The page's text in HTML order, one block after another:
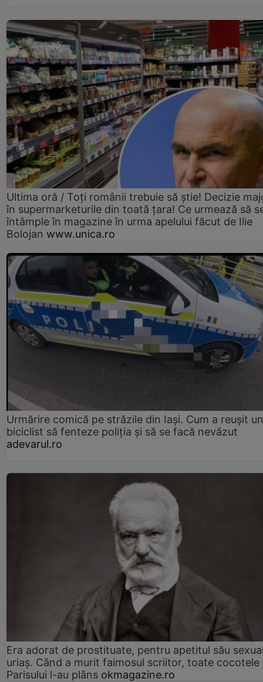
Ultima oră / Toți românii trebuie să știe! Decizie
în supermarketurile din toată țara! Ce urmează să
întâmple în magazine în urma apelului făcut de Ilie
Bolojan www.unica.ro
Urmărire comică pe străzile din Iași. Cum a reușit un
biciclist să fenteze poliția și să se facă nevăzut
adevarul.ro
Era adorat de prostituate, pentru apetitul său
uriaș. Când a murit faimosul scriitor, toate cocotele
Parisului l-au plâns okmagazine.ro